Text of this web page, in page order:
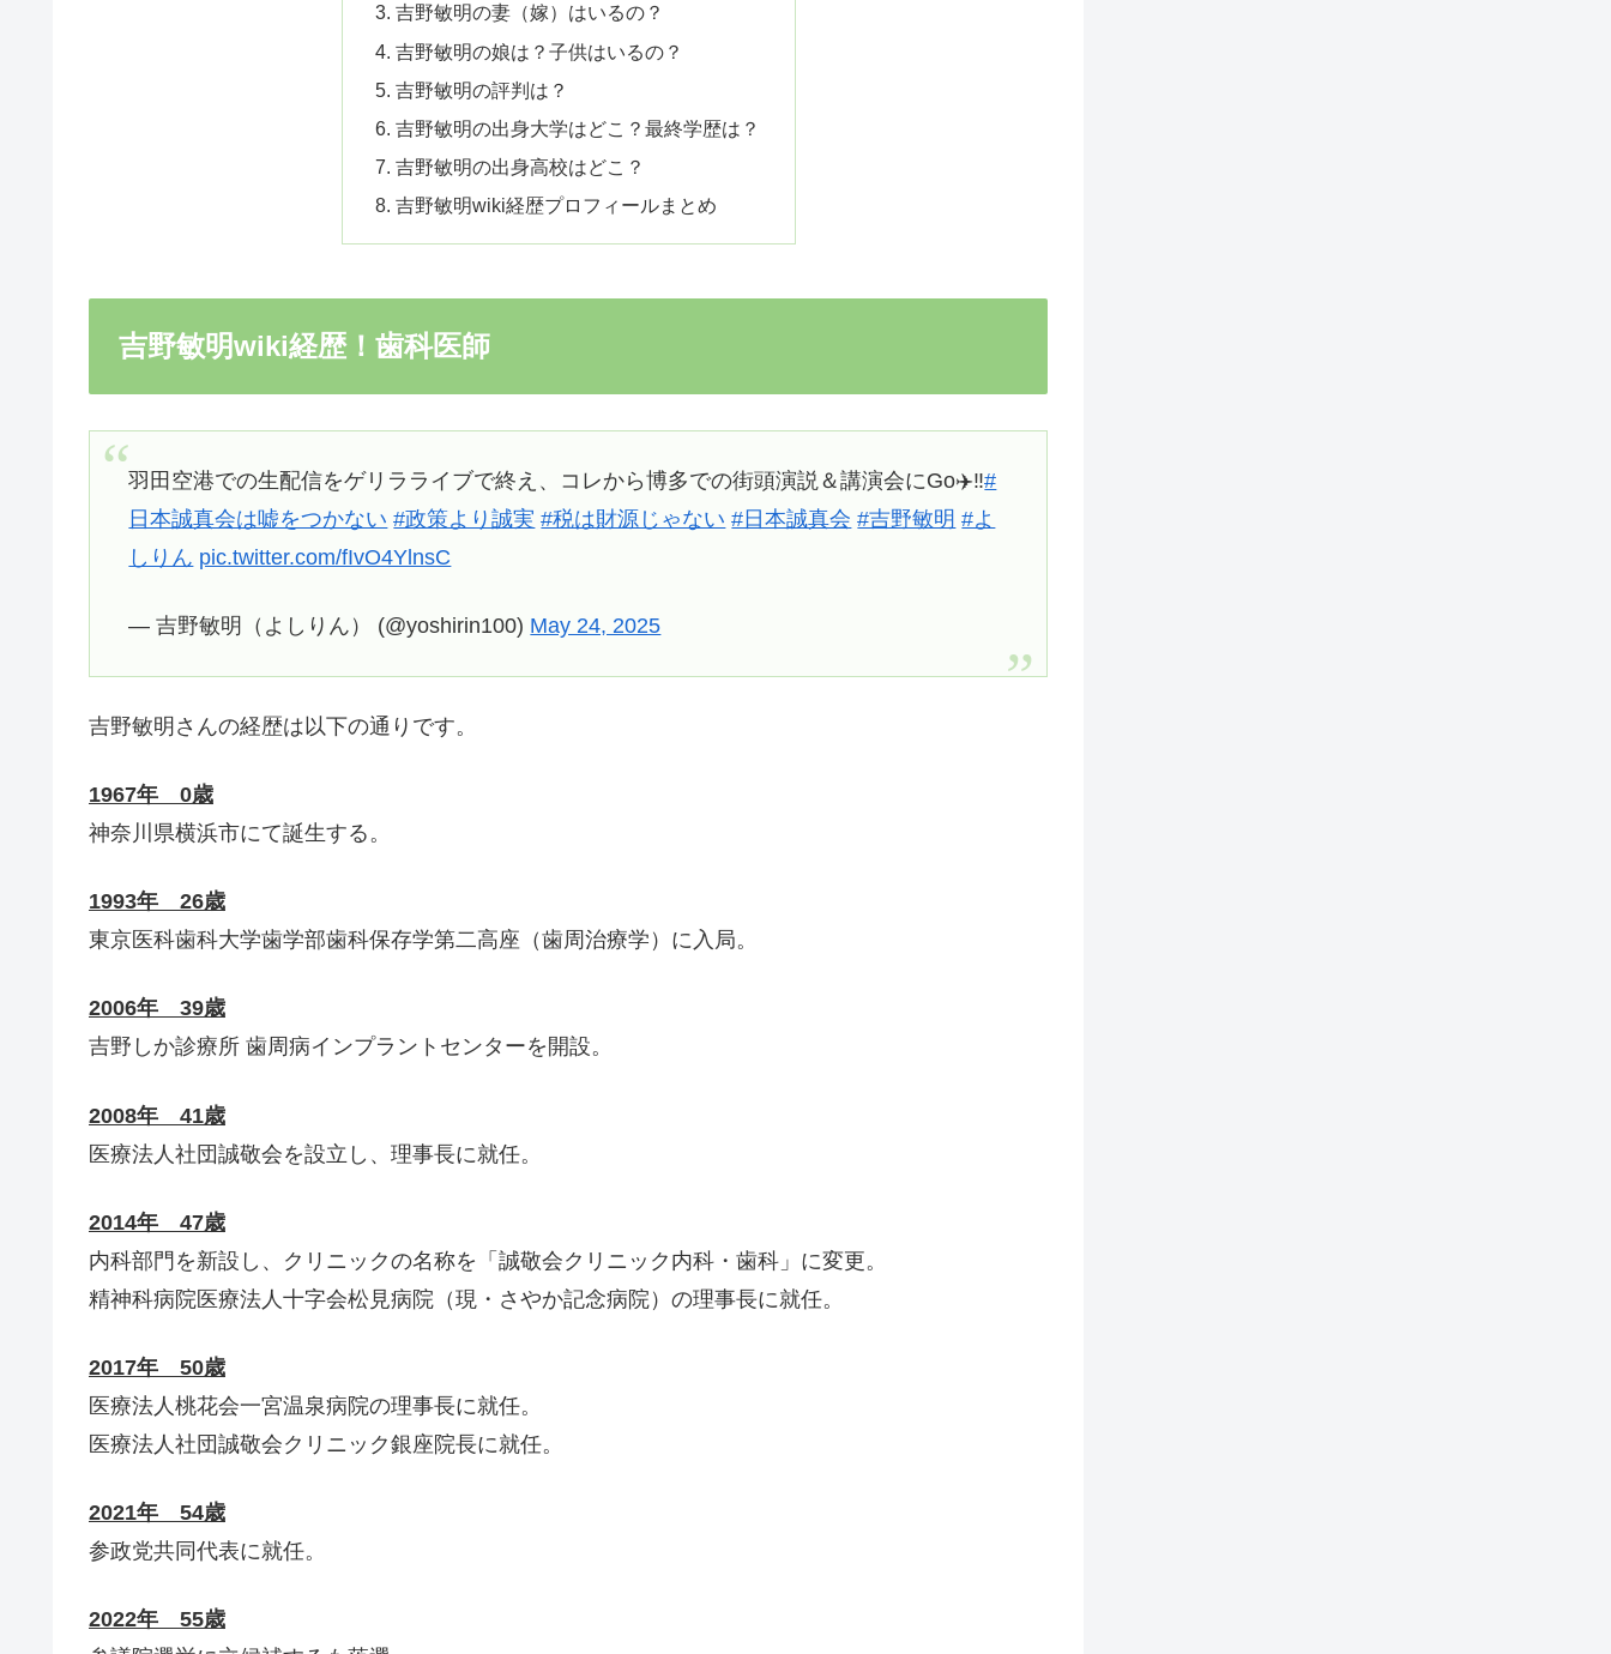
吉野敏明の妻（嫁）はいるの？
吉野敏明の娘は？子供はいるの？
吉野敏明の評判は？
吉野敏明の出身大学はどこ？最終学歴は？
吉野敏明の出身高校はどこ？
吉野敏明wiki経歴プロフィールまとめ
吉野敏明wiki経歴！歯科医師
羽田空港での生配信をゲリラライブで終え、コレから博多での街頭演説＆講演会にGo✈️‼️#
日本誠真会は嘘をつかない #政策より誠実 #税は財源じゃない #日本誠真会 #吉野敏明 #よ
しりん pic.twitter.com/fIvO4YlnsC
— 吉野敏明（よしりん） (@yoshirin100) May 24, 2025
吉野敏明さんの経歴は以下の通りです。
1967年 0歳
神奈川県横浜市にて誕生する。
1993年 26歳
東京医科歯科大学歯学部歯科保存学第二高座（歯周治療学）に入局。
2006年 39歳
吉野しか診療所 歯周病インプラントセンターを開設。
2008年 41歳
医療法人社団誠敬会を設立し、理事長に就任。
2014年 47歳
内科部門を新設し、クリニックの名称を「誠敬会クリニック内科・歯科」に変更。
精神科病院医療法人十字会松見病院（現・さやか記念病院）の理事長に就任。
2017年 50歳
医療法人桃花会一宮温泉病院の理事長に就任。
医療法人社団誠敬会クリニック銀座院長に就任。
2021年 54歳
参政党共同代表に就任。
2022年 55歳